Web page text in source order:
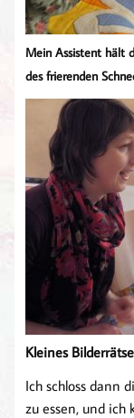
Mein Assistent hält
des frierenden
Kleines
Ich schloss dann
zu essen, und ich